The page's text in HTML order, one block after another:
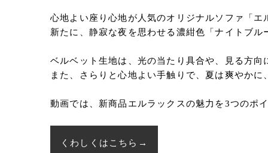
心地よい座り心地が人気のオリジナルソファ「エ
新たに、静寂な夜を思わせる濃紺色「ナイトブ
ベルベット生地は、光の当たり具合や、見る方
また、さらりと心地よい手触りで、夏は爽やか
動画では、新商品エルラックスの魅力を3つのポ
くわしくはこちら→